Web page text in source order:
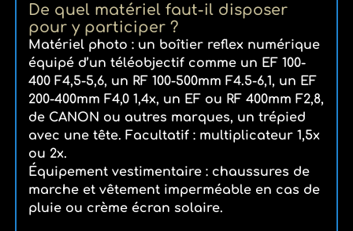
De quel matériel faut-il disposer
pour y participer ?
Matériel photo : un boîtier reflex numérique
équipé d’un téléobjectif comme un EF 100-
400 F4,5-5,6, un RF 100-500mm F4.5-6,1, un EF
200-400mm F4,0 1,4x, un EF ou RF 400mm F2,8,
de CANON ou autres marques, un trépied
avec une tête. Facultatif : multiplicateur 1,5x
ou 2x.
Équipement vestimentaire : chaussures de
marche et vêtement imperméable en cas de
pluie ou crème écran solaire.